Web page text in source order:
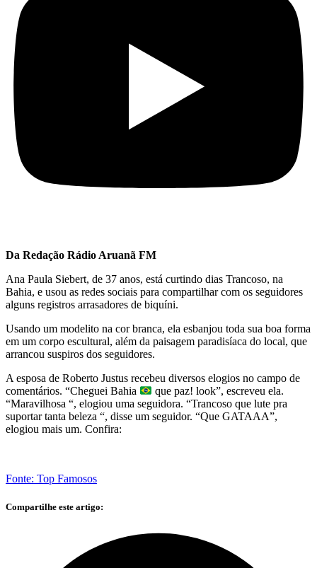
Da Redação Rádio Aruanã FM
Ana Paula Siebert, de 37 anos, está curtindo dias Trancoso, na
Bahia, e usou as redes sociais para compartilhar com os seguidores
alguns registros arrasadores de biquíni.
Usando um modelito na cor branca, ela esbanjou toda sua boa forma
em um corpo escultural, além da paisagem paradisíaca do local, que
arrancou suspiros dos seguidores.
A esposa de Roberto Justus recebeu diversos elogios no campo de
comentários. “Cheguei Bahia
que paz! look”, escreveu ela.
“Maravilhosa “, elogiou uma seguidora. “Trancoso que lute pra
suportar tanta beleza “, disse um seguidor. “Que GATAAA”,
elogiou mais um. Confira:
Fonte: Top Famosos
Compartilhe este artigo: